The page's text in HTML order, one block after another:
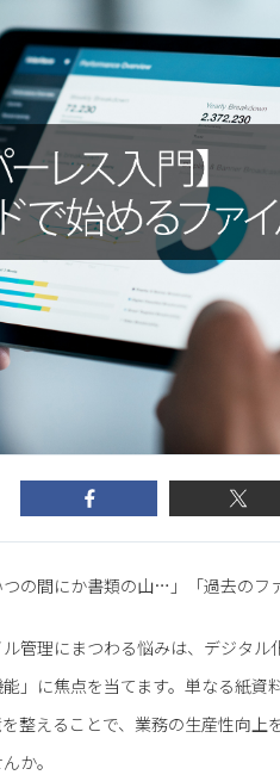
つの間にか書類の山…」「過去の
管理にまつわる悩みは、デジタ
」に焦点を当てます。単なる紙
整えることで、業務の生産性向
か。